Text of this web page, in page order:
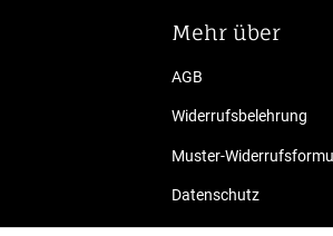
Mehr über
AGB
Widerrufsbelehrung
Muster-
Datenschutz